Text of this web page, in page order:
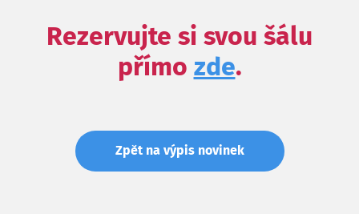
Rezervujte si svou šálu
přímo zde.
Zpět na výpis novinek